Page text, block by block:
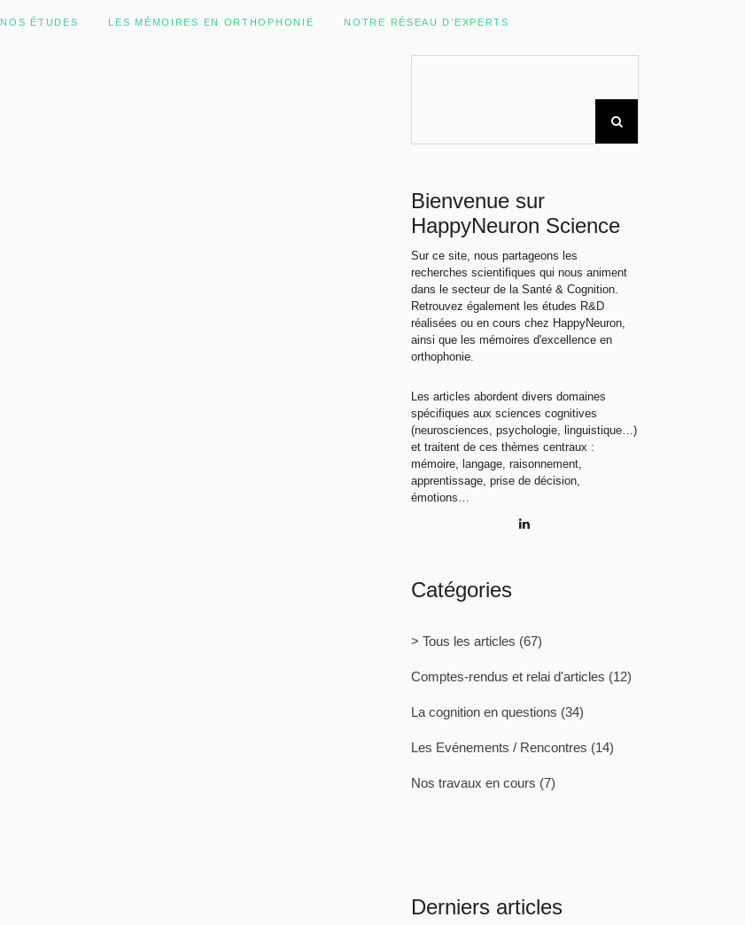
NOS ÉTUDES LES MÉMOIRES EN ORTHOPHONIE NOTRE RÉSEAU D’EXPERTS
Rechercher sur le site
Bienvenue sur
HappyNeuron Science
Sur ce site, nous partageons les
recherches scientifiques qui nous animent
dans le secteur de la Santé & Cognition.
Retrouvez également les études R&D
réalisées ou en cours chez HappyNeuron,
ainsi que les mémoires d'excellence en
orthophonie.
Les articles abordent divers domaines
spécifiques aux sciences cognitives
(neurosciences, psychologie, linguistique…)
et traitent de ces thèmes centraux :
mémoire, langage, raisonnement,
apprentissage, prise de décision,
émotions…
Catégories
> Tous les articles (67)
Comptes-rendus et relai d'articles (12)
La cognition en questions (34)
Les Evénements / Rencontres (14)
Nos travaux en cours (7)
Derniers articles